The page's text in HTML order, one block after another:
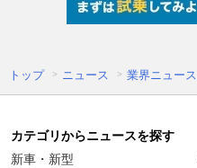
トップ ニュース 業界ニュース
カテゴリからニュースを探す
新車・新型